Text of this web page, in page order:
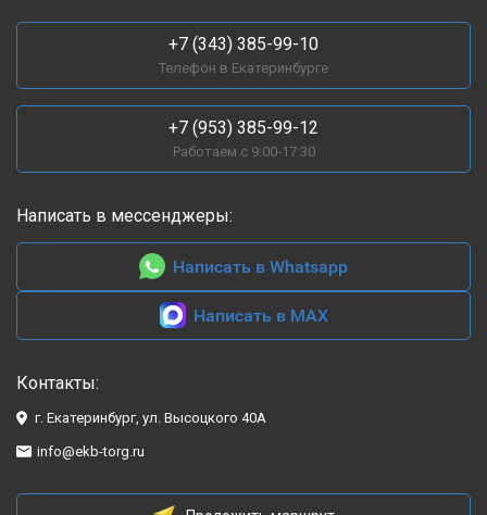
+7 (343) 385-99-10
Телефон в Екатеринбурге
+7 (953) 385-99-12
Работаем с 9:00-17:30
Написать в мессенджеры:
Написать в Whatsapp
Написать в MAX
Контакты:
г. Екатеринбург, ул. Высоцкого 40А
info@ekb-torg.ru